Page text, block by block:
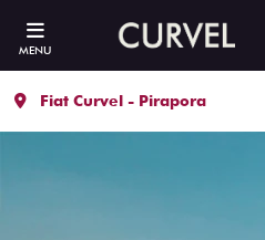
MENU
Fiat Curvel - Pirapora